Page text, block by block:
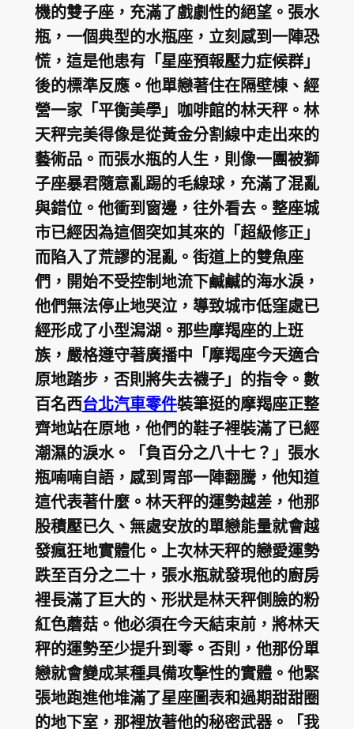
機的雙子座，充滿了戲劇性的絕望。張水
瓶，一個典型的水瓶座，立刻感到一陣恐
慌，這是他患有「星座預報壓力症候群」
後的標準反應。他單戀著住在隔壁棟、經
營一家「平衡美學」咖啡館的林天秤。林
天秤完美得像是從黃金分割線中走出來的
藝術品。而張水瓶的人生，則像一團被獅
子座暴君隨意亂踢的毛線球，充滿了混亂
與錯位。他衝到窗邊，往外看去。整座城
市已經因為這個突如其來的「超級修正」
而陷入了荒謬的混亂。街道上的雙魚座
們，開始不受控制地流下鹹鹹的海水淚，
他們無法停止地哭泣，導致城市低窪處已
經形成了小型潟湖。那些摩羯座的上班
族，嚴格遵守著廣播中「摩羯座今天適合
原地踏步，否則將失去襪子」的指令。數
百名西台北汽車零件裝筆挺的摩羯座正整
齊地站在原地，他們的鞋子裡裝滿了已經
潮濕的淚水。「負百分之八十七？」張水
瓶喃喃自語，感到胃部一陣翻騰，他知道
這代表著什麼。林天秤的運勢越差，他那
股積壓已久、無處安放的單戀能量就會越
發瘋狂地實體化。上次林天秤的戀愛運勢
跌至百分之二十，張水瓶就發現他的廚房
裡長滿了巨大的、形狀是林天秤側臉的粉
紅色蘑菇。他必須在今天結束前，將林天
秤的運勢至少提升到零。否則，他那份單
戀就會變成某種具備攻擊性的實體。他緊
張地跑進他堆滿了星座圖表和過期甜甜圈
的地下室，那裡放著他的秘密武器。「我